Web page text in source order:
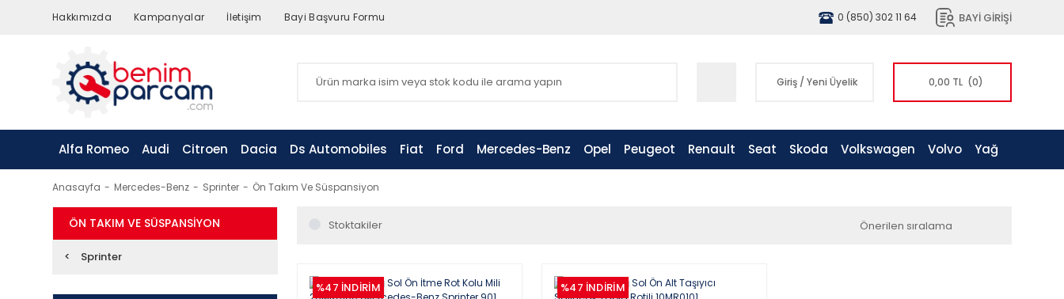
Hakkımızda Kampanyalar İletişim Bayi Başvuru Formu 0 (850) 302 11 64 BAYİ GİRİŞİ
Giriş / Yeni Üyelik 0,00 TL (0)
Alfa Romeo Audi Citroen Dacia Ds Automobiles Fiat Ford Mercedes-Benz Opel Peugeot Renault Seat Skoda Volkswagen Volvo Yağ
Anasayfa Mercedes-Benz Sprinter Ön Takım Ve Süspansiyon
ÖN TAKIM VE SÜSPANSIYON
Sprinter
Stoktakiler
%47 İNDİRİM %47 İNDİRİM